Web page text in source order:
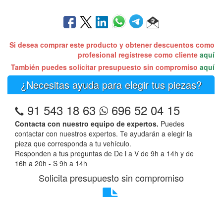
Si desea comprar este producto y obtener descuentos como
profesional regístrese como cliente aquí
También puedes solicitar presupuesto sin compromiso aquí
¿Necesitas ayuda para elegir tus piezas?
91 543 18 63 696 52 04 15
Contacta con nuestro equipo de expertos. Puedes
contactar con nuestros expertos. Te ayudarán a elegir la
pieza que corresponda a tu vehículo.
Responden a tus preguntas de De l a V de 9h a 14h y de
16h a 20h - S 9h a 14h
Solicita presupuesto sin compromiso